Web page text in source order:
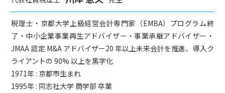
税理士・京都大学上級経営会計専門家（EMBA）プログラム終
了・中小企業事業再生アドバイザー・事業承継アドバイザー・
JMAA 認定 M&A アドバイザー20 年以上未来会計を推進、導入ク
ライアントの 90% 以上を黒字化
1971年 : 京都市生まれ
1995年 : 同志社大学 商学部 卒業